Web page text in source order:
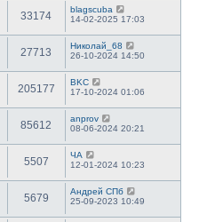
33174
blagscuba
14-02-2025 17:03
27713
Николай_68
26-10-2024 14:50
205177
BKC
17-10-2024 01:06
85612
anprov
08-06-2024 20:21
5507
ЧА
12-01-2024 10:23
5679
Андрей СПб
25-09-2023 10:49